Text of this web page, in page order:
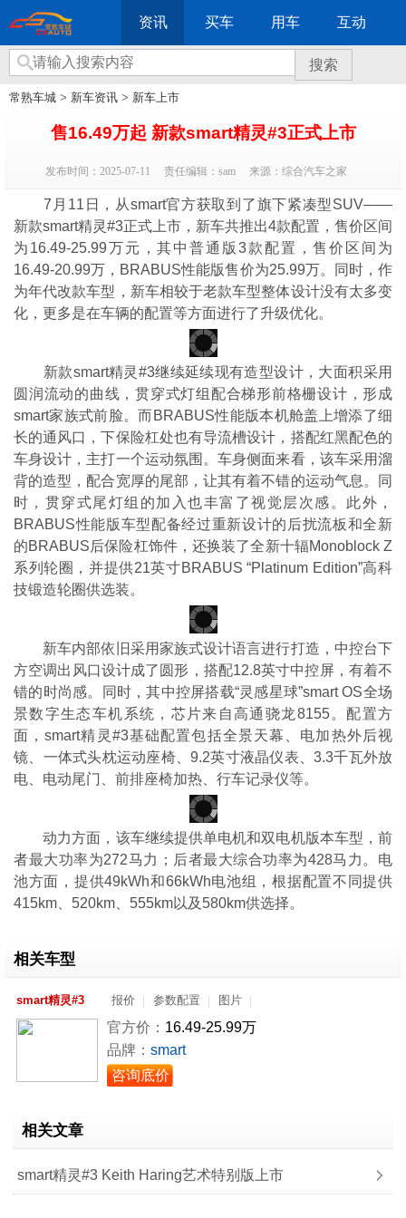
资讯 买车 用车 互动
搜索
常熟车城 > 新车资讯 > 新车上市
售16.49万起 新款smart精灵#3正式上市
发布时间：2025-07-11 责任编辑：sam 来源：综合汽车之家
7月11日，从smart官方获取到了旗下紧凑型SUV——
新款smart精灵#3正式上市，新车共推出4款配置，售价区间
为16.49-25.99万元，其中普通版3款配置，售价区间为
16.49-20.99万，BRABUS性能版售价为25.99万。同时，作
为年代改款车型，新车相较于老款车型整体设计没有太多变
化，更多是在车辆的配置等方面进行了升级优化。
新款smart精灵#3继续延续现有造型设计，大面积采用
圆润流动的曲线，贯穿式灯组配合梯形前格栅设计，形成
smart家族式前脸。而BRABUS性能版本机舱盖上增添了细
长的通风口，下保险杠处也有导流槽设计，搭配红黑配色的
车身设计，主打一个运动氛围。车身侧面来看，该车采用溜
背的造型，配合宽厚的尾部，让其有着不错的运动气息。同
时，贯穿式尾灯组的加入也丰富了视觉层次感。此外，
BRABUS性能版车型配备经过重新设计的后扰流板和全新
的BRABUS后保险杠饰件，还换装了全新十辐Monoblock Z
系列轮圈，并提供21英寸BRABUS “Platinum Edition”高科
技锻造轮圈供选装。
新车内部依旧采用家族式设计语言进行打造，中控台下
方空调出风口设计成了圆形，搭配12.8英寸中控屏，有着不
错的时尚感。同时，其中控屏搭载“灵感星球”smart OS全场
景数字生态车机系统，芯片来自高通骁龙8155。配置方
面，smart精灵#3基础配置包括全景天幕、电加热外后视
镜、一体式头枕运动座椅、9.2英寸液晶仪表、3.3千瓦外放
电、电动尾门、前排座椅加热、行车记录仪等。
动力方面，该车继续提供单电机和双电机版本车型，前
者最大功率为272马力；后者最大综合功率为428马力。电
池方面，提供49kWh和66kWh电池组，根据配置不同提供
415km、520km、555km以及580km供选择。
相关车型
smart精灵#3 报价 参数配置 图片
官方价： 16.49-25.99万
品牌： smart
咨询底价
相关文章
smart精灵#3 Keith Haring艺术特别版上市